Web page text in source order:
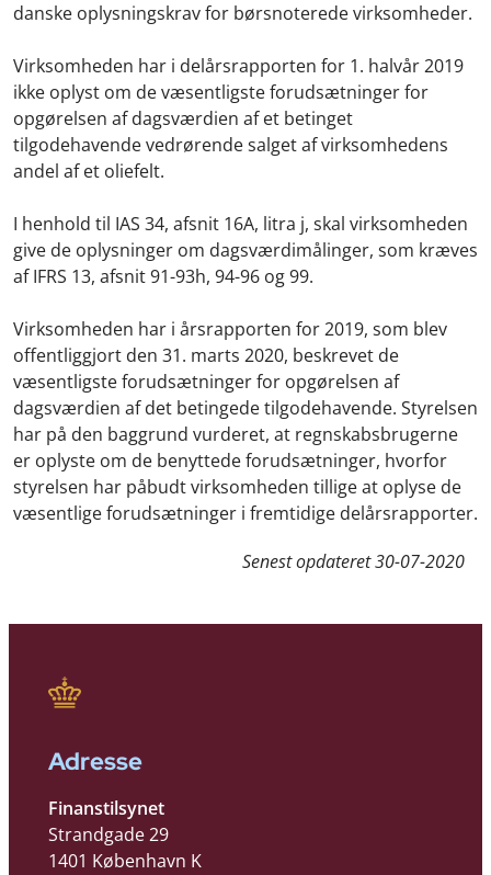
danske oplysningskrav for børsnoterede virksomheder.
Virksomheden har i delårsrapporten for 1. halvår 2019
ikke oplyst om de væsentligste forudsætninger for
opgørelsen af dagsværdien af et betinget
tilgodehavende vedrørende salget af virksomhedens
andel af et oliefelt.
I henhold til IAS 34, afsnit 16A, litra j, skal virksomheden
give de oplysninger om dagsværdimålinger, som kræves
af IFRS 13, afsnit 91-93h, 94-96 og 99.
Virksomheden har i årsrapporten for 2019, som blev
offentliggjort den 31. marts 2020, beskrevet de
væsentligste forudsætninger for opgørelsen af
dagsværdien af det betingede tilgodehavende. Styrelsen
har på den baggrund vurderet, at regnskabsbrugerne
er oplyste om de benyttede forudsætninger, hvorfor
styrelsen har påbudt virksomheden tillige at oplyse de
væsentlige forudsætninger i fremtidige delårsrapporter.
Senest opdateret30-07-2020
Adresse
Finanstilsynet
Strandgade 29
1401 København K